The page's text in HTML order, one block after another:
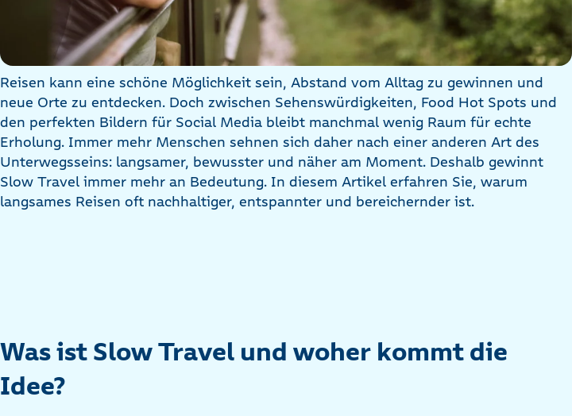
Reisen kann eine schöne Möglichkeit sein, Abstand vom Alltag zu gewinnen und
neue Orte zu entdecken. Doch zwischen Sehenswürdigkeiten, Food Hot Spots und
den perfekten Bildern für Social Media bleibt manchmal wenig Raum für echte
Erholung. Immer mehr Menschen sehnen sich daher nach einer anderen Art des
Unterwegsseins: langsamer, bewusster und näher am Moment. Deshalb gewinnt
Slow Travel immer mehr an Bedeutung. In diesem Artikel erfahren Sie, warum
langsames Reisen oft nachhaltiger, entspannter und bereichernder ist.
Was ist Slow Travel und woher kommt die
Idee?